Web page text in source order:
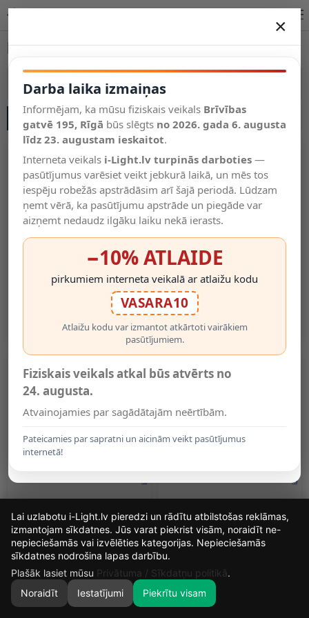
Salīdzināt
Vēlmju
saraksts
Valodas
0
LED neona sloksnes
Vairāk kategoriju
LED Flex-Neon 220V 8,5W/m
IP65 Neitrāli Balta 4000K, 1
M (OPTONICA)
5.95€
LED Flex-Neon 220V 8,5W/m
IP65 Silti Balta 2800K, 1 M
5.95€
Fleksibls Gaismeklis,
8.5W/m, 230V, IP65,
Dažādās Krāsās
6.99€
IP65 Dzintara, 1 M
(OPTONICA)
7.05€
×
Darba laika izmaiņas
Informējam, ka mūsu fiziskais veikals Brīvības
gatvē 195, Rīgā būs slēgts no 2026. gada 6. augusta
līdz 23. augustam ieskaitot.
Interneta veikals i-Light.lv turpinās darboties —
pasūtījumus varēsiet veikt jebkurā laikā, un mēs tos
iespēju robežās apstrādāsim arī šajā periodā. Lūdzam
ņemt vērā, ka pasūtījumu apstrāde un piegāde var
aizņemt nedaudz ilgāku laiku nekā ierasts.
−10% ATLAIDE
pirkumiem interneta veikalā ar atlaižu kodu
VASARA10
Atlaižu kodu var izmantot atkārtoti vairākiem
pasūtījumiem.
Fiziskais veikals atkal būs atvērts no
24. augusta.
Atvainojamies par sagādātajām neērtībām.
Pateicamies par sapratni un aicinām veikt pasūtījumus
internetā!
13
DIENAS
11
STUNDAS
45
MIN.
56
Lai uzlabotu i-Light.lv pieredzi un rādītu atbilstošas reklāmas,
izmantojam sīkdatnes. Jūs varat piekrist visām, noraidīt ne-
nepieciešamās vai izvēlēties kategorijas. Nepieciešamās
sīkdatnes nodrošina lapas darbību.
Plašāk lasiet mūsu Privātuma / Sīkdatņu politikā.
Noraidīt
Iestatījumi Piekrītu visam